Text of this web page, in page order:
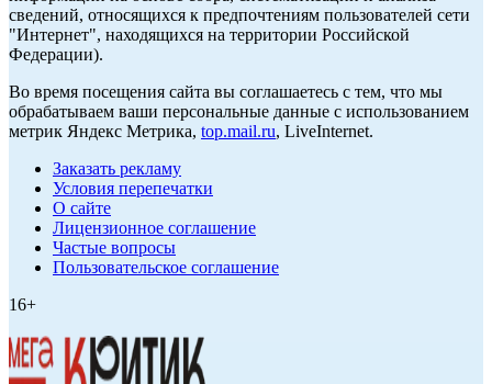
сведений, относящихся к предпочтениям пользователей сети
"Интернет", находящихся на территории Российской
Федерации).
Во время посещения сайта вы соглашаетесь с тем, что мы
обрабатываем ваши персональные данные с использованием
метрик Яндекс Метрика, top.mail.ru, LiveInternet.
Заказать рекламу
Условия перепечатки
О сайте
Лицензионное соглашение
Частые вопросы
Пользовательское соглашение
16+